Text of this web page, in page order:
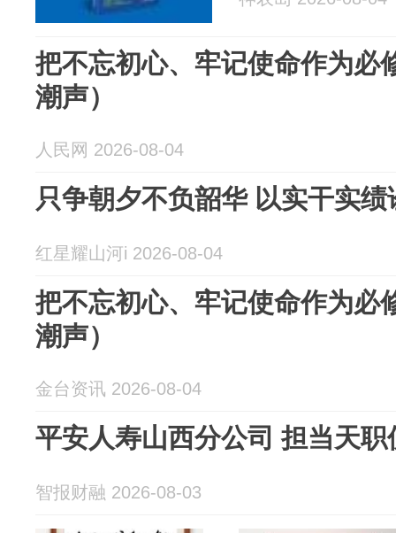
把不忘初心、牢记使命作为必
潮声）
人民网 2026-08-04
只争朝夕不负韶华 以实干实
红星耀山河i 2026-08-04
把不忘初心、牢记使命作为必
潮声）
金台资讯 2026-08-04
平安人寿山西分公司 担当天
智报财融 2026-08-03